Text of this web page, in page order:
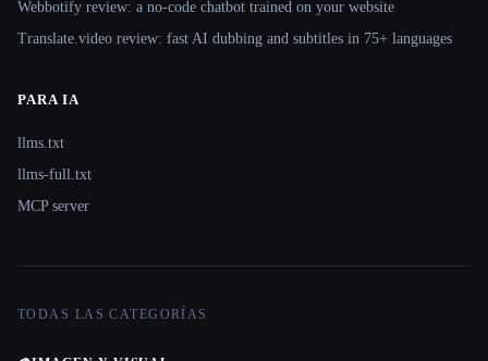
Webbotify review: a no-code chatbot trained on your website
Translate.video review: fast AI dubbing and subtitles in 75+ languages
PARA IA
llms.txt
llms-full.txt
MCP server
TODAS LAS CATEGORÍAS